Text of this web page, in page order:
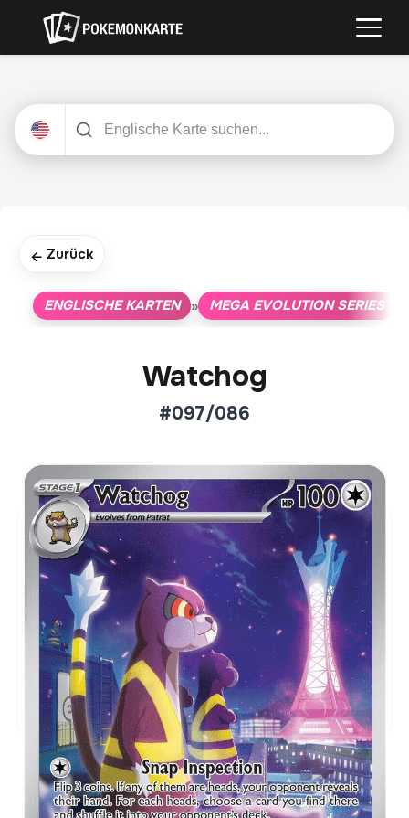
← Zurück
ENGLISCHE KARTEN » MEGA EVOLUTION SERIES
Watchog
#097/086
Aktueller Marktpreis
€1,59
Holofoil
Preise werden täglich aktualisiert.